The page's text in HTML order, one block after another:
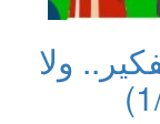
ولا